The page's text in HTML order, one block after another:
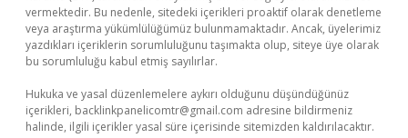
vermektedir. Bu nedenle, sitedeki içerikleri proaktif olarak denetleme
veya araştırma yükümlülüğümüz bulunmamaktadır. Ancak, üyelerimiz
yazdıkları içeriklerin sorumluluğunu taşımakta olup, siteye üye olarak
bu sorumluluğu kabul etmiş sayılırlar.
Hukuka ve yasal düzenlemelere aykırı olduğunu düşündüğünüz
içerikleri, backlinkpanelicomtr@gmail.com adresine bildirmeniz
halinde, ilgili içerikler yasal süre içerisinde sitemizden kaldırılacaktır.